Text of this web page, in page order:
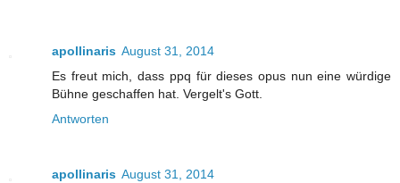
apollinaris August 31, 2014
Es freut mich, dass ppq für dieses opus nun eine würdige
Bühne geschaffen hat. Vergelt's Gott.
Antworten
apollinaris August 31, 2014